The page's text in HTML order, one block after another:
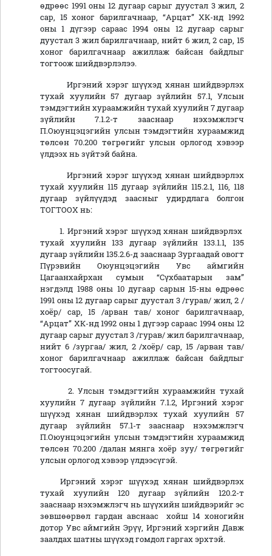
өдрөөс 1991 оны 12 дугаар сарыг дуустал 3 жил, 2
сар, 15 хоног барилгачнаар, “Арцат” ХК-нд 1992
оны 1 дүгээр сараас 1994 оны 12 дугаар сарыг
дуустал 3 жил барилгачнаар, нийт 6 жил, 2 сар, 15
хоног барилгачнаар ажиллаж байсан байдлыг
тогтоож шийдвэрлэлээ.
Иргэний хэрэг шүүхэд хянан шийдвэрлэх
тухай хуулийн 57 дугаар зүйлийн 57.1, Улсын
тэмдэгтийн хураамжийн тухай хуулийн 7 дугаар
зүйлийн 7.1.2-т зааснаар нэхэмжлэгч
П.Оюунцэцэгийн улсын тэмдэгтийн хураамжид
төлсөн 70.200 төгрөгийг улсын орлогод хэвээр
үлдээх нь зүйтэй байна.
Иргэний хэрэг шүүхэд хянан шийдвэрлэх
тухай хуулийн 115 дугаар зүйлийн 115.2.1, 116, 118
дугаар зүйлүүдэд заасныг удирдлага болгон
ТОГТООХ нь:
1. Иргэний хэрэг шүүхэд хянан шийдвэрлэх
тухай хуулийн 133 дугаар зүйлийн 133.1.1, 135
дугаар зүйлийн 135.2.6-д зааснаар Зургаадай овогт
Пүрэвийн Оюунцэцэгийн Увс аймгийн
Цагаанхайрхан сумын “Сүхбаатарын зам”
нэгдэлд 1988 оны 10 дугаар сарын 15-ны өдрөөс
1991 оны 12 дугаар сарыг дуустал 3 /гурав/ жил, 2 /
хоёр/ сар, 15 /арван тав/ хоног барилгачнаар,
“Арцат” ХК-нд 1992 оны 1 дүгээр сараас 1994 оны 12
дугаар сарыг дуустал 3 /гурав/ жил барилгачнаар,
нийт 6 /зургаа/ жил, 2 /хоёр/ сар, 15 /арван тав/
хоног барилгачнаар ажиллаж байсан байдлыг
тогтоосугай.
2. Улсын тэмдэгтийн хураамжийн тухай
хуулийн 7 дугаар зүйлийн 7.1.2, Иргэний хэрэг
шүүхэд хянан шийдвэрлэх тухай хуулийн 57
дугаар зүйлийн 57.1-т зааснаар нэхэмжлэгч
П.Оюунцэцэгийн улсын тэмдэгтийн хураамжид
төлсөн 70.200 /далан мянга хоёр зуу/ төгрөгийг
улсын орлогод хэвээр үлдээсүгэй.
Иргэний хэрэг шүүхэд хянан шийдвэрлэх
тухай хуулийн 120 дугаар зүйлийн 120.2-т
зааснаар нэхэмжлэгч нь шүүхийн шийдвэрийг эс
зөвшөөрвөл гардан авснаас хойш 14 хоногийн
дотор Увс аймгийн Эрүү, Иргэний хэргийн Давж
заалдах шатны шүүхэд гомдол гаргах эрхтэй.